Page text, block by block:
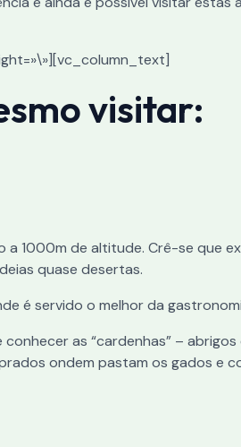
visitar:
a 1000m de altitude. Crê-se que
quase desertas.
é servido o melhor da
as “cardenhas” – abrigos
ondem pastam os gados e